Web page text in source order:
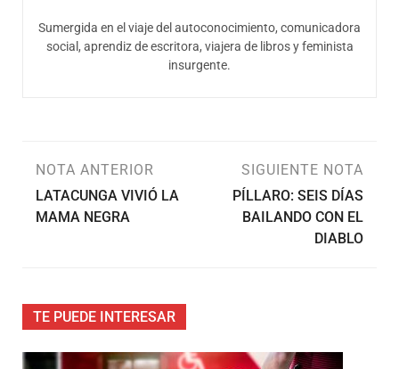
Sumergida en el viaje del autoconocimiento, comunicadora
social, aprendiz de escritora, viajera de libros y feminista
insurgente.
NOTA ANTERIOR
LATACUNGA VIVIÓ LA
MAMA NEGRA
SIGUIENTE NOTA
PÍLLARO: SEIS DÍAS
BAILANDO CON EL
DIABLO
TE PUEDE INTERESAR